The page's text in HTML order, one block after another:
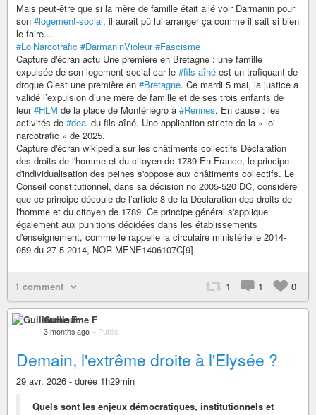
Mais peut-être que si la mère de famille était allé voir Darmanin pour
son #logement-social, il aurait pû lui arranger ça comme il sait si bien
le faire...
#LoiNarcotrafic #DarmaninVioleur #Fascisme
Capture d'écran actu Une première en Bretagne : une famille
expulsée de son logement social car le #fils-aîné est un trafiquant de
drogue C’est une première en #Bretagne. Ce mardi 5 mai, la justice a
validé l’expulsion d’une mère de famille et de ses trois enfants de
leur#HLM de la place de Monténégro à #Rennes. En cause : les
activités de #deal du fils aîné. Une application stricte de la « loi
narcotrafic » de 2025.
Capture d'écran wikipedia sur les châtiments collectifs Déclaration
des droits de l'homme et du citoyen de 1789 En France, le principe
d'individualisation des peines s'oppose aux châtiments collectifs. Le
Conseil constitutionnel, dans sa décision no 2005-520 DC, considère
que ce principe découle de l’article 8 de la Déclaration des droits de
l'homme et du citoyen de 1789. Ce principe général s'applique
également aux punitions décidées dans les établissements
d'enseignement, comme le rappelle la circulaire ministérielle 2014-
059 du 27-5-2014, NOR MENE1406107C[9].
1 comment 1 1 0
Guillaume F
3 months ago – Public
Demain, l'extrême droite à l'Elysée ?
29 avr. 2026 - durée 1h29min
Quels sont les enjeux démocratiques, institutionnels et